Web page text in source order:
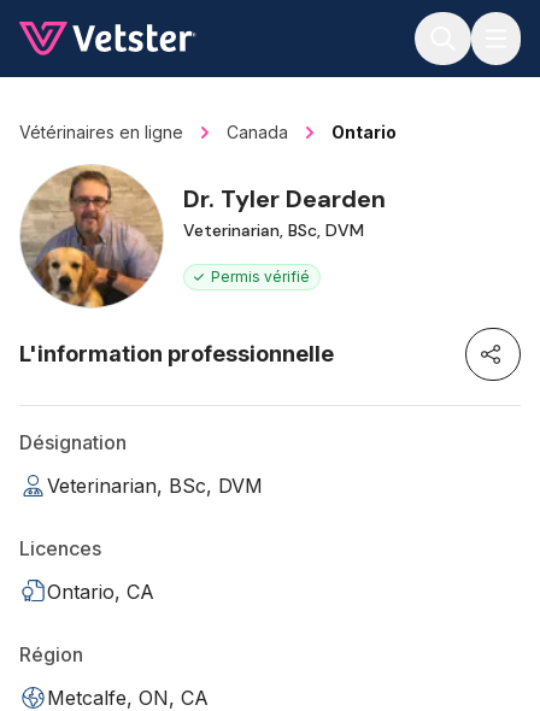
Vétérinaires en ligne Canada Ontario
Dr. Tyler Dearden
Veterinarian, BSc, DVM
Permis vérifié
L'information professionnelle
Désignation
Veterinarian, BSc, DVM
Licences
Ontario, CA
Région
Metcalfe, ON, CA